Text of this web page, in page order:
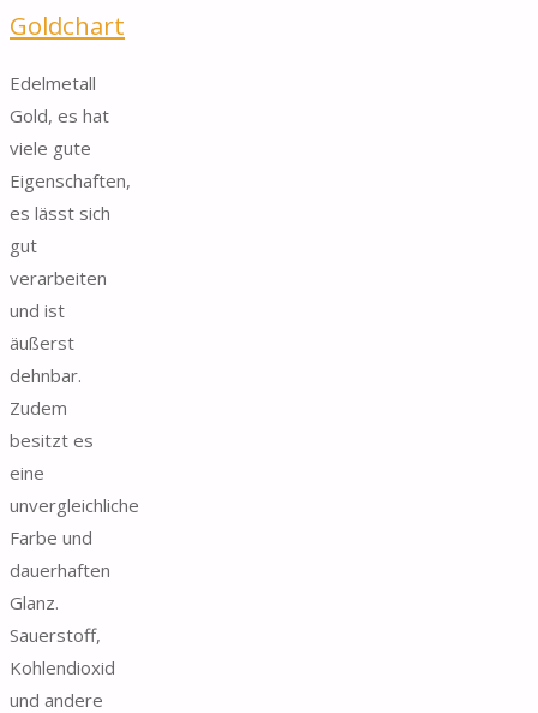
Goldchart
Edelmetall
Gold, es hat
viele gute
Eigenschaften,
es lässt sich
gut
verarbeiten
und ist
äußerst
dehnbar.
Zudem
besitzt es
eine
unvergleichliche
Farbe und
dauerhaften
Glanz.
Sauerstoff,
Kohlendioxid
und andere